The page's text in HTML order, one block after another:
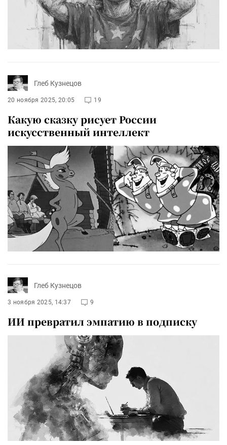
Глеб Кузнецов
20 ноября 2025, 20:05 19
Какую сказку рисует России
искусственный интеллект
Глеб Кузнецов
3 ноября 2025, 14:37 9
ИИ превратил эмпатию в подписку